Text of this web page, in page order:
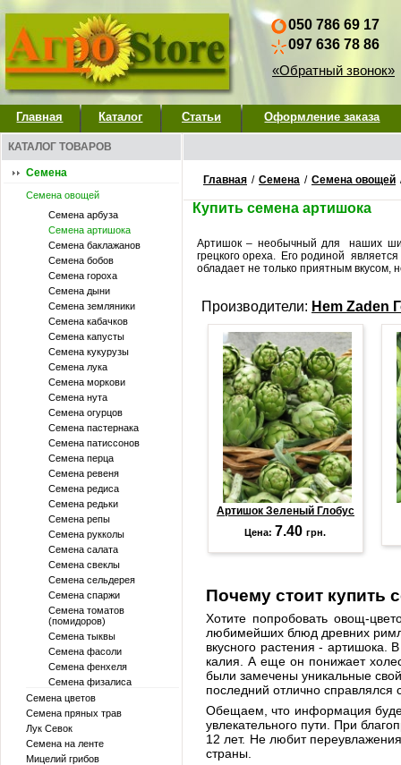
050 786 69 17
097 636 78 86
«Обратный звонок»
Главная Каталог Статьи Оформление заказа
КАТАЛОГ ТОВАРОВ
Семена
Семена овощей
Семена арбуза
Семена артишока
Семена баклажанов
Семена бобов
Семена гороха
Семена дыни
Семена земляники
Семена кабачков
Семена капусты
Семена кукурузы
Семена лука
Семена моркови
Семена нута
Семена огурцов
Семена пастернака
Семена патиссонов
Семена перца
Семена ревеня
Семена редиса
Семена редьки
Семена репы
Семена рукколы
Семена салата
Семена свеклы
Семена сельдерея
Семена спаржи
Семена томатов
(помидоров)
Семена тыквы
Семена фасоли
Семена фенхеля
Семена физалиса
Семена цветов
Семена пряных трав
Лук Севок
Семена на ленте
Мицелий грибов
Главная / Семена / Семена овощей
Купить семена артишока
Артишок – необычный для наших
грецкого ореха. Его родиной
обладает не только приятным
Производители: Hem Zaden
Артишок Зеленый Глобус
Цена: 7.40грн.
Почему стоит купить
Хотите попробовать овощ-
любимейших блюд древних
вкусного растения - артишока.
калия. А еще он понижает
были замечены уникальные
последний отлично справлялся
Обещаем, что информация
увлекательного пути. При
12 лет. Не любит
страны.